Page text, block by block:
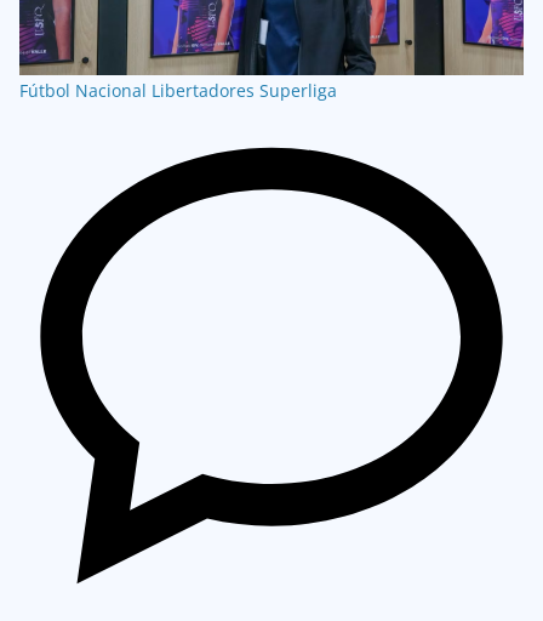
Fútbol Nacional Libertadores Superliga